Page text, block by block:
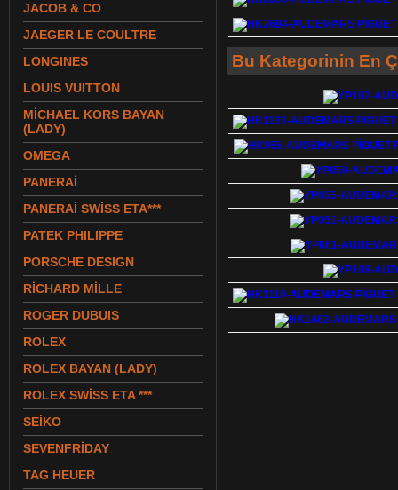
JACOB & CO
JAEGER LE COULTRE
LONGINES
LOUIS VUITTON
MİCHAEL KORS BAYAN
(LADY)
OMEGA
PANERAİ
PANERAİ SWİSS ETA***
PATEK PHILIPPE
PORSCHE DESIGN
RİCHARD MİLLE
ROGER DUBUIS
ROLEX
ROLEX BAYAN (LADY)
ROLEX SWİSS ETA ***
SEİKO
SEVENFRİDAY
TAG HEUER
Bu Kategorinin En